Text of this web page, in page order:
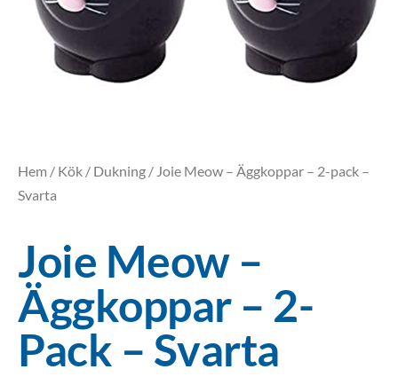
Hem / Kök / Dukning / Joie Meow – Äggkoppar – 2-pack –
Svarta
Joie Meow –
Äggkoppar – 2-
Pack – Svarta